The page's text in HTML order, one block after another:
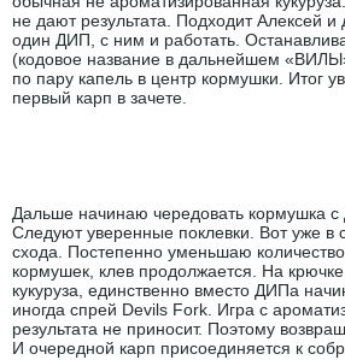
не дают результата. Подходит Алексей и
один ДИП, с ним и работать.
(кодовое название в дальнейшем
по пару капель в центр кормушки. Итог
первый карп в зачете.
Дальше начинаю чередовать кормушка
Следуют уверенные поклевки. Вот уже в
схода. Постепенно уменьшаю
кормушек, клев продолжается. На
кукуруза, единственно вместо ДИПа
иногда спрей Devils Fork. Игра с
результата не приносит. Поэтому
И очередной карп присоединяется к